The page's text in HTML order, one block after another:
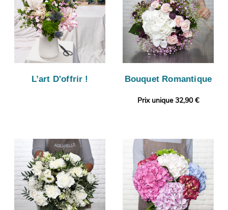
L’art D'offrir ! Bouquet Romantique
Prix unique 32,90 €